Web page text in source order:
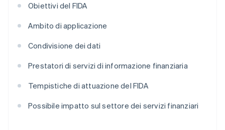
Obiettivi del FIDA
Ambito di applicazione
Condivisione dei dati
Prestatori di servizi di informazione finanziaria
Tempistiche di attuazione del FIDA
Possibile impatto sul settore dei servizi finanziari